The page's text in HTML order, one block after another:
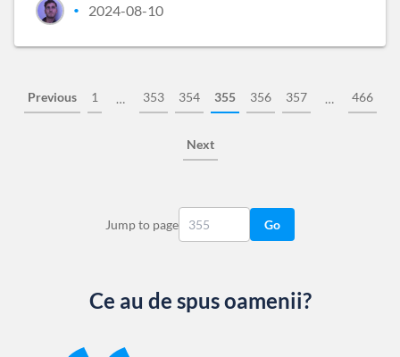
• 2024-08-10
Previous 1 … 353 354 355 356 357 … 466
Next
Jump to page Go
Ce au de spus oamenii?